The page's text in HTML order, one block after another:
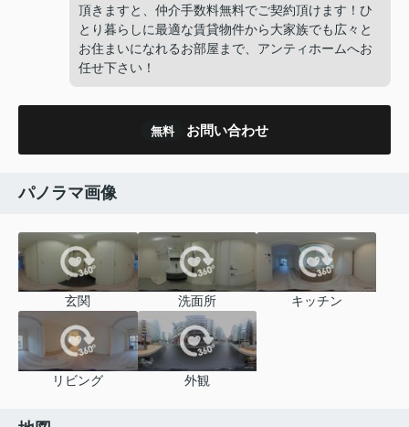
頂きますと、仲介手数料無料でご契約頂けます！ひ
とり暮らしに最適な賃貸物件から大家族でも広々と
お住まいになれるお部屋まで、アンティホームへお
任せ下さい！
無料 お問い合わせ
パノラマ画像
玄関 洗面所 キッチン
リビング 外観